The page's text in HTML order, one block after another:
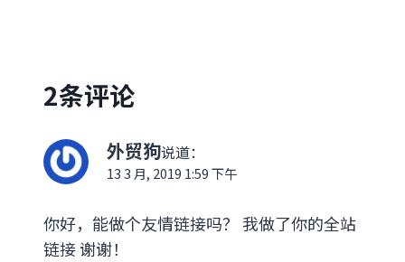
2条评论
外贸狗说道：
13 3 月, 2019 1:59 下午
你好，能做个友情链接吗？ 我做了你的全站
链接 谢谢！